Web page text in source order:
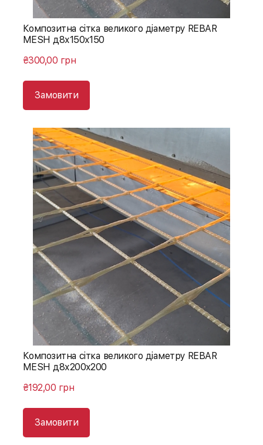
Композитна сітка великого діаметру REBAR
MESH д8х150х150
₴300,00 грн
Замовити
Композитна сітка великого діаметру REBAR
MESH д8х200х200
₴192,00 грн
Замовити